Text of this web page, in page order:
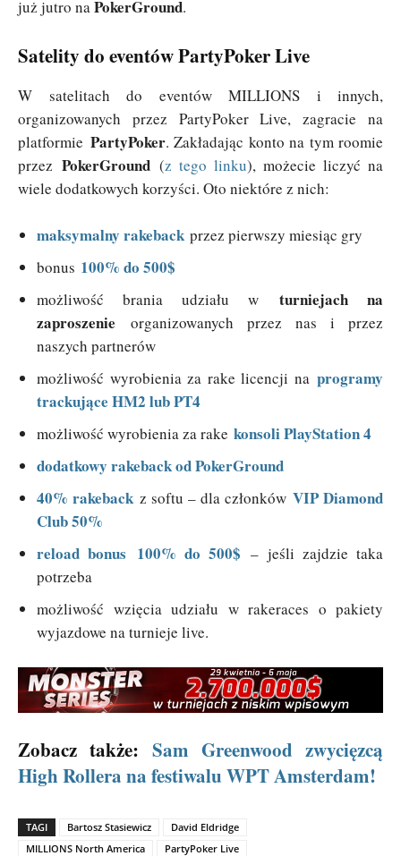
już jutro naPokerGround.
Satelity do eventów PartyPoker Live
W satelitach do eventów MILLIONS i innych,
organizowanych przez PartyPoker Live, zagracie na
platformie PartyPoker. Zakładając konto na tym roomie
przez PokerGround (z tego linku), możecie liczyć na
wiele dodatkowych korzyści. Oto niektóre z nich:
maksymalny rakeback przez pierwszy miesiąc gry
bonus 100% do 500$
możliwość brania udziału w turniejach na
zaproszenie organizowanych przez nas i przez
naszych partnerów
możliwość wyrobienia za rake licencji na programy
trackujące HM2 lub PT4
możliwość wyrobienia za rake konsoli PlayStation 4
dodatkowy rakeback od PokerGround
40% rakeback z softu – dla członków VIP Diamond
Club 50%
reload bonus 100% do 500$ – jeśli zajdzie taka
potrzeba
możliwość wzięcia udziału w rakeraces o pakiety
wyjazdowe na turnieje live.
Zobacz także: Sam Greenwood zwycięzcą
High Rollera na festiwalu WPT Amsterdam!
TAGI Bartosz Stasiewicz
David Eldridge
MILLIONS North America
PartyPoker Live